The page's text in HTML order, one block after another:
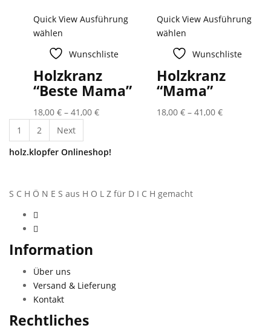
Quick View Ausführung
wählen
Wunschliste
Holzkranz
“Beste Mama”
18,00 € – 41,00 €
Quick View Ausführung
wählen
Wunschliste
Holzkranz
“Mama”
18,00 € – 41,00 €
1
2
Next
holz.klopfer Onlineshop!
S C H Ö N E S aus H O L Z für D I C H gemacht
Information
Über uns
Versand & Lieferung
Kontakt
Rechtliches